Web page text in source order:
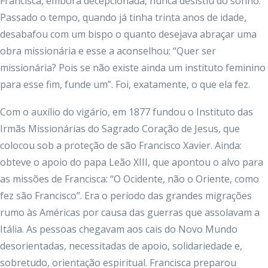
Passado o tempo, quando já tinha trinta anos de idade,
desabafou com um bispo o quanto desejava abraçar uma
obra missionária e esse a aconselhou: “Quer ser
missionária? Pois se não existe ainda um instituto feminino
para esse fim, funde um”. Foi, exatamente, o que ela fez.
Com o auxílio do vigário, em 1877 fundou o Instituto das
Irmãs Missionárias do Sagrado Coração de Jesus, que
colocou sob a proteção de são Francisco Xavier. Ainda:
obteve o apoio do papa Leão XIII, que apontou o alvo para
as missões de Francisca: “O Ocidente, não o Oriente, como
fez são Francisco”. Era o período das grandes migrações
rumo às Américas por causa das guerras que assolavam a
Itália. As pessoas chegavam aos cais do Novo Mundo
desorientadas, necessitadas de apoio, solidariedade e,
sobretudo, orientação espiritual. Francisca preparou